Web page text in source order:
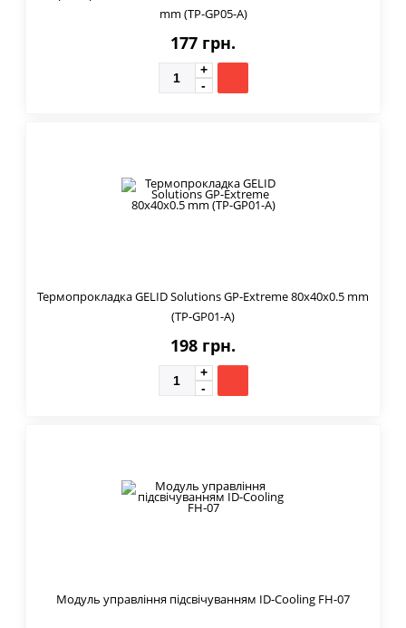
mm (TP-GP05-A)
177 грн.
Термопрокладка GELID Solutions GP-Extreme 80x40x0.5 mm
(TP-GP01-A)
198 грн.
Модуль управління підсвічуванням ID-Cooling FH-07